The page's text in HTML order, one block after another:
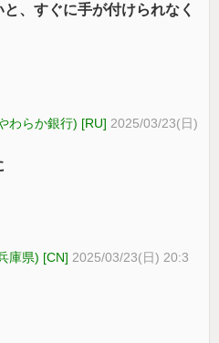
、すぐに手が付けられなく
わらか銀行) [RU] 2025/03/23(日)
庫県) [CN] 2025/03/23(日) 20:3